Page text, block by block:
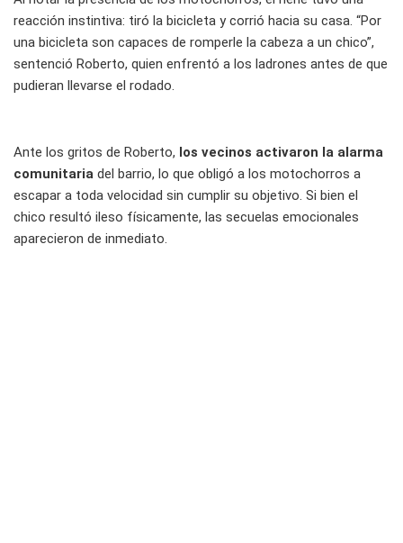
reacción instintiva: tiró la bicicleta y corrió hacia su casa. “Por
una bicicleta son capaces de romperle la cabeza a un chico”,
sentenció Roberto, quien enfrentó a los ladrones antes de que
pudieran llevarse el rodado.
Ante los gritos de Roberto, los vecinos activaron la alarma
comunitaria del barrio, lo que obligó a los motochorros a
escapar a toda velocidad sin cumplir su objetivo. Si bien el
chico resultó ileso físicamente, las secuelas emocionales
aparecieron de inmediato.